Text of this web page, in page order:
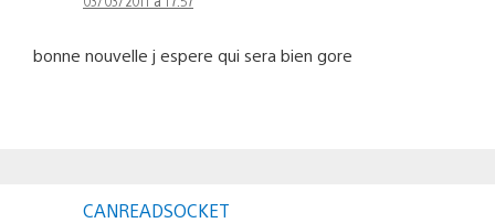
bonne nouvelle j espere qui sera bien gore
CANREADSOCKET